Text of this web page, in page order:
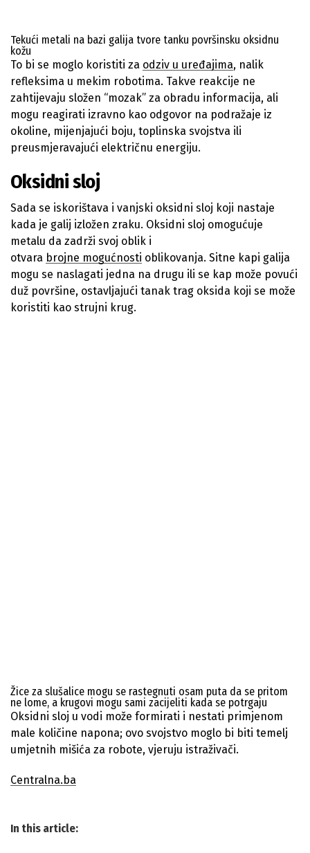
Tekući metali na bazi galija tvore tanku površinsku oksidnu
kožu
To bi se moglo koristiti za odziv u uređajima, nalik
refleksima u mekim robotima. Takve reakcije ne
zahtijevaju složen “mozak” za obradu informacija, ali
mogu reagirati izravno kao odgovor na podražaje iz
okoline, mijenjajući boju, toplinska svojstva ili
preusmjeravajući električnu energiju.
Oksidni sloj
Sada se iskorištava i vanjski oksidni sloj koji nastaje
kada je galij izložen zraku. Oksidni sloj omogućuje
metalu da zadrži svoj oblik i
otvara brojne mogućnosti oblikovanja. Sitne kapi galija
mogu se naslagati jedna na drugu ili se kap može povući
duž površine, ostavljajući tanak trag oksida koji se može
koristiti kao strujni krug.
Žice za slušalice mogu se rastegnuti osam puta da se pritom
ne lome, a krugovi mogu sami zacijeliti kada se potrgaju
Oksidni sloj u vodi može formirati i nestati primjenom
male količine napona; ovo svojstvo moglo bi biti temelj
umjetnih mišića za robote, vjeruju istraživači.
Centralna.ba
In this article: